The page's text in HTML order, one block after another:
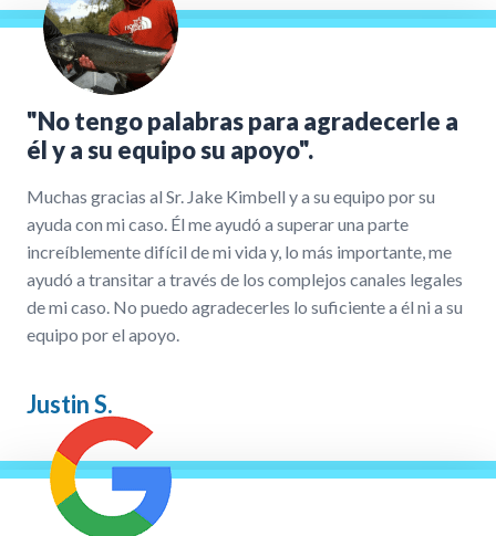
"No tengo palabras para agradecerle a
él y a su equipo su apoyo".
Muchas gracias al Sr. Jake Kimbell y a su equipo por su
ayuda con mi caso. Él me ayudó a superar una parte
increíblemente difícil de mi vida y, lo más importante, me
ayudó a transitar a través de los complejos canales legales
de mi caso. No puedo agradecerles lo suficiente a él ni a su
equipo por el apoyo.
Justin S.